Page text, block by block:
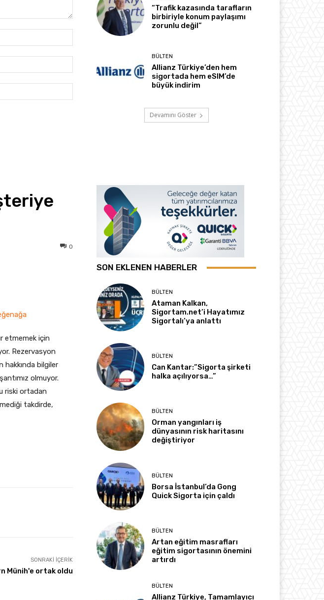
Posta:*
“Trafik kazasında tarafların
birbiriyle konum paylaşımı
zorunlu değil”
BÜLTEN
Allianz Türkiye’den hem
sigortada hem eSIM’de
büyük indirim
Devamını Göster